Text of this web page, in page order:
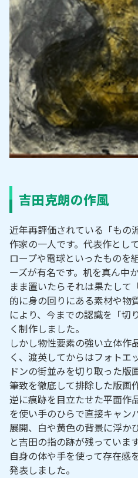
吉田克朗の作風
近年再評価されている「もの
作家の一人です。代表作とし
ロープや電球といったものを
ーズが有名です。机を真ん中
まま置いたらそれは果たして
的に身の回りにある素材や物
により、今までの認識を「切
く制作しました。
しかし物性要素の強い立体作
く、渡英してからはフォトエ
ドンの街並みを切り取った版
筆致を徹底して排除した版画
逆に痕跡を目立たせた平面作
を使い手のひらで直接キャン
展開、白や黄色の背景に浮か
と吉田の指の跡が残っていま
自身の体や手を使って存在感
発表しました。